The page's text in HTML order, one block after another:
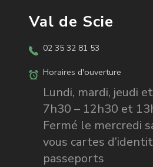
Val de Scie
02 35 32 81 53
Horaires d'ouverture
Lundi, mardi, jeudi
7h30 – 12h30 et
Fermé le mercredi
vous cartes
passeports